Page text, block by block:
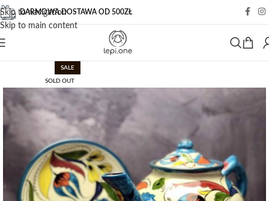
Skip to navigation
Skip to main content
DARMOWA DOSTAWA OD 500ZŁ
SALE
SOLD OUT